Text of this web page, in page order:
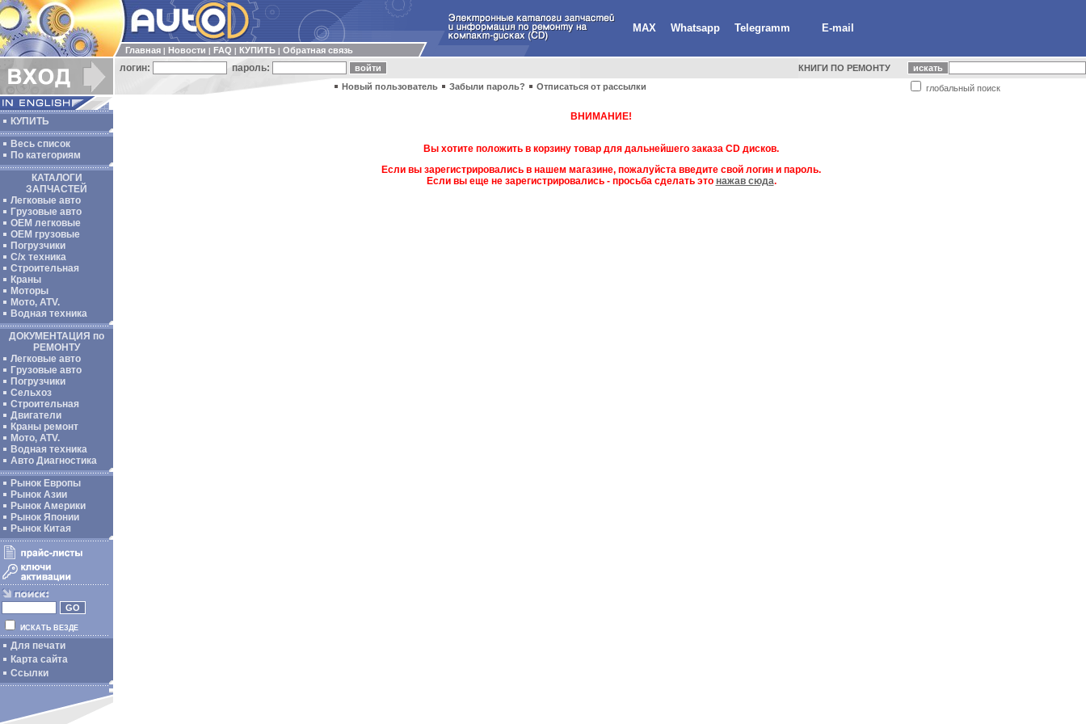
MAX Whatsapp Telegramm E-mail
Главная Новости FAQ КУПИТЬ Обратная связь
логин: пароль: КНИГИ ПО РЕМОНТУ
глобальный поиск
Новый пользователь Забыли пароль? Отписаться от рассылки
КУПИТЬ
Весь список
По категориям
КАТАЛОГИ
ЗАПЧАСТЕЙ
Легковые авто
Грузовые авто
ОЕМ легковые
OEM грузовые
Погрузчики
С/х техника
Строительная
Краны
Моторы
Мото, ATV.
Водная техника
ДОКУМЕНТАЦИЯ по
РЕМОНТУ
Легковые авто
Грузовые авто
Погрузчики
Сельхоз
Строительная
Двигатели
Краны ремонт
Мото, ATV.
Водная техника
Авто Диагностика
Рынок Европы
Рынок Азии
Рынок Америки
Рынок Японии
Рынок Китая
ИСКАТЬ ВЕЗДЕ
Для печати
Карта сайта
Ссылки
ВНИМАНИЕ!
Вы хотите положить в корзину товар для дальнейшего заказа CD дисков.
Если вы зарегистрировались в нашем магазине, пожалуйста введите свой логин и пароль.
Если вы еще не зарегистрировались - просьба сделать это нажав сюда.